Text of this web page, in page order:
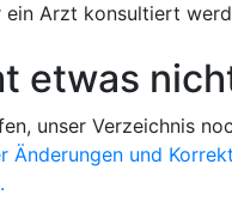
ein Arzt konsultiert
etwas
unser Verzeichnis
Änderungen und